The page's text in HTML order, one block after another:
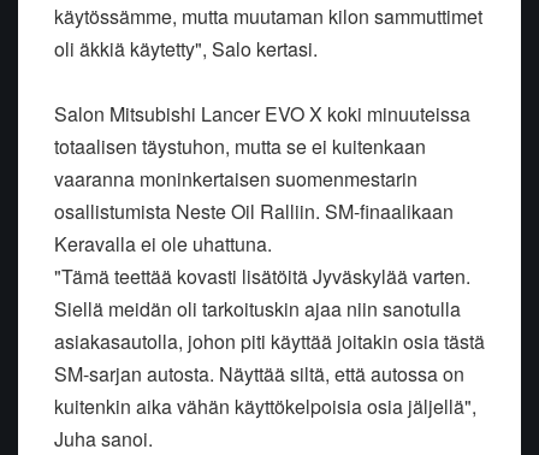
käytössämme, mutta muutaman kilon sammuttimet
oli äkkiä käytetty", Salo kertasi.
Salon Mitsubishi Lancer EVO X koki minuuteissa
totaalisen täystuhon, mutta se ei kuitenkaan
vaaranna moninkertaisen suomenmestarin
osallistumista Neste Oil Ralliin. SM-finaalikaan
Keravalla ei ole uhattuna.
"Tämä teettää kovasti lisätöitä Jyväskylää varten.
Siellä meidän oli tarkoituskin ajaa niin sanotulla
asiakasautolla, johon piti käyttää joitakin osia tästä
SM-sarjan autosta. Näyttää siltä, että autossa on
kuitenkin aika vähän käyttökelpoisia osia jäljellä",
Juha sanoi.